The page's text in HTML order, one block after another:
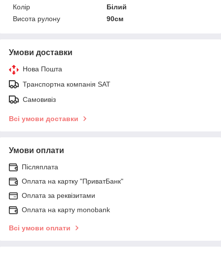
Колір
Білий
Висота рулону
90см
Умови доставки
Нова Пошта
Транспортна компанія SAT
Самовивіз
Всі умови доставки
Умови оплати
Післяплата
Оплата на картку "ПриватБанк"
Оплата за реквізитами
Оплата на карту monobank
Всі умови оплати